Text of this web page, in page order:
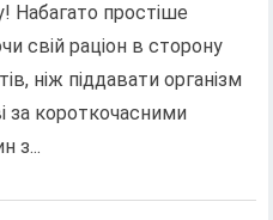
Набагато простіше
свій раціон в сторону
ніж піддавати організм
за короткочасними
з...